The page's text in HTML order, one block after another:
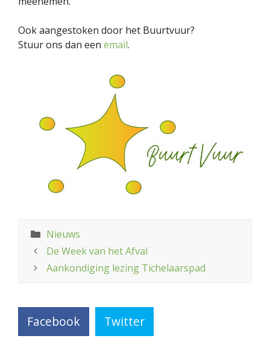
Ook aangestoken door het Buurtvuur?
Stuur ons dan een email.
Categorieën
Nieuws
De Week van het Afval
Aankondiging lezing Tichelaarspad
Facebook Twitter